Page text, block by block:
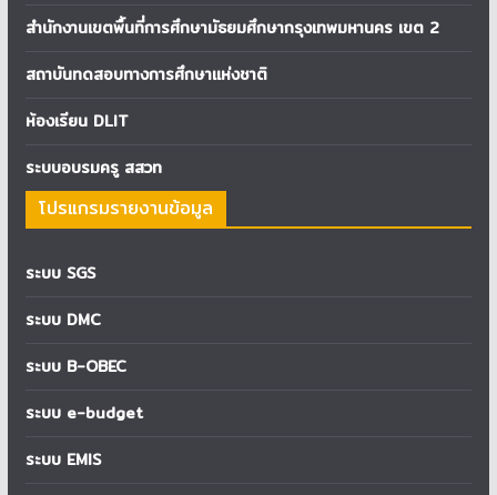
สำนักงานเขตพื้นที่การศึกษามัธยมศึกษากรุงเทพมหานคร เขต 2
สถาบันทดสอบทางการศึกษาแห่งชาติ
ห้องเรียน DLIT
ระบบอบรมครู สสวท
โปรแกรมรายงานข้อมูล
ระบบ SGS
ระบบ DMC
ระบบ B-OBEC
ระบบ e-budget
ระบบ EMIS